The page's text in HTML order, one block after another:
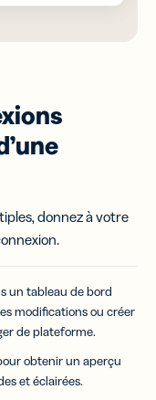
donnez à votre
un tableau de bord
modifications ou créer
de plateforme.
obtenir un aperçu
et éclairées.